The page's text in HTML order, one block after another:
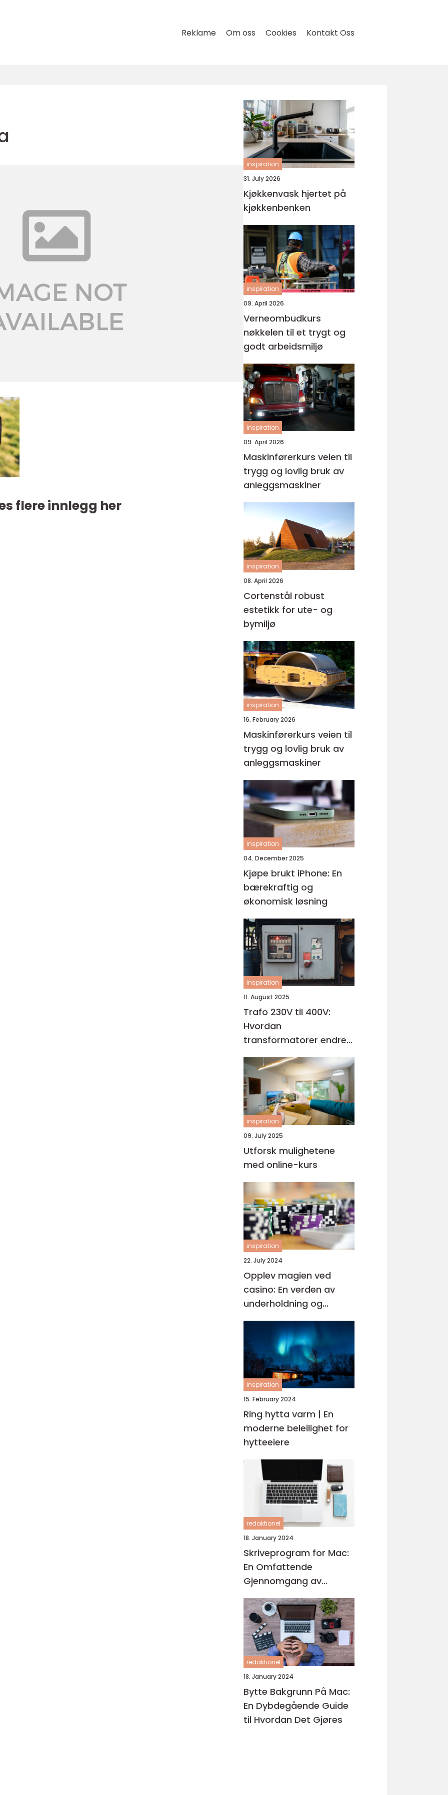
Reklame Om oss Cookies Kontakt Oss
flere innlegg her
inspiration
31. July 2026
Kjøkkenvask hjertet på
kjøkkenbenken
inspiration
09. April 2026
Verneombudkurs
nøkkelen til et trygt og
godt arbeidsmiljø
inspiration
09. April 2026
Maskinførerkurs veien til
trygg og lovlig bruk av
anleggsmaskiner
inspiration
08. April 2026
Cortenstål robust
estetikk for ute- og
bymiljø
inspiration
16. February 2026
Maskinførerkurs veien til
trygg og lovlig bruk av
anleggsmaskiner
inspiration
04. December 2025
Kjøpe brukt iPhone: En
bærekraftig og
økonomisk løsning
inspiration
11. August 2025
Trafo 230V til 400V:
Hvordan
transformatorer endrer
spenningen
inspiration
09. July 2025
Utforsk mulighetene
med online-kurs
inspiration
22. July 2024
Opplev magien ved
casino: En verden av
underholdning og
muligheter
inspiration
15. February 2024
Ring hytta varm | En
moderne beleilighet for
hytteeiere
redaktionel
18. January 2024
Skriveprogram for Mac:
En Omfattende
Gjennomgang av
Produktene på
Markedet
redaktionel
18. January 2024
Bytte Bakgrunn På Mac:
En Dybdegående Guide
til Hvordan Det Gjøres